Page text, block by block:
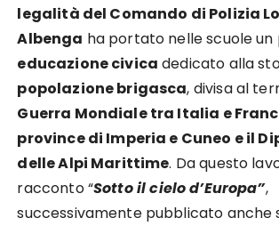
legalità del Comando di Polizia
Albenga ha portato nelle scuole un
educazione civica dedicato alla
popolazione brigasca, divisa al
Guerra Mondiale tra Italia e
province di Imperia e Cuneo e il
delle Alpi Marittime. Da questo
racconto “Sotto il cielo d’Europa”,
successivamente pubblicato anche